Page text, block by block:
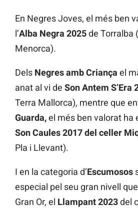
En Negres Joves, el més ben
l’Alba Negra 2025de Torralba
Menorca).
Dels Negres amb Criança el
anat al vi de Son Antem S’Era
Terra Mallorca), mentre que
Guarda,el més ben valorat ha
Son Caules 2017 del celler
Pla i Llevant).
I en la categoria d’Escumosos
especial pel seu gran nivell
Gran Or, el Llampant2023del